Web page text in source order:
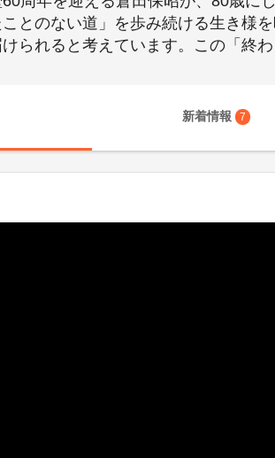
とのない道」を歩み続ける生き様
られると考えています。この「終
新着情報 7